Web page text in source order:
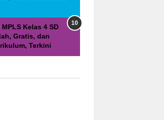
Kelas 4 SD
Gratis, dan
Terkini